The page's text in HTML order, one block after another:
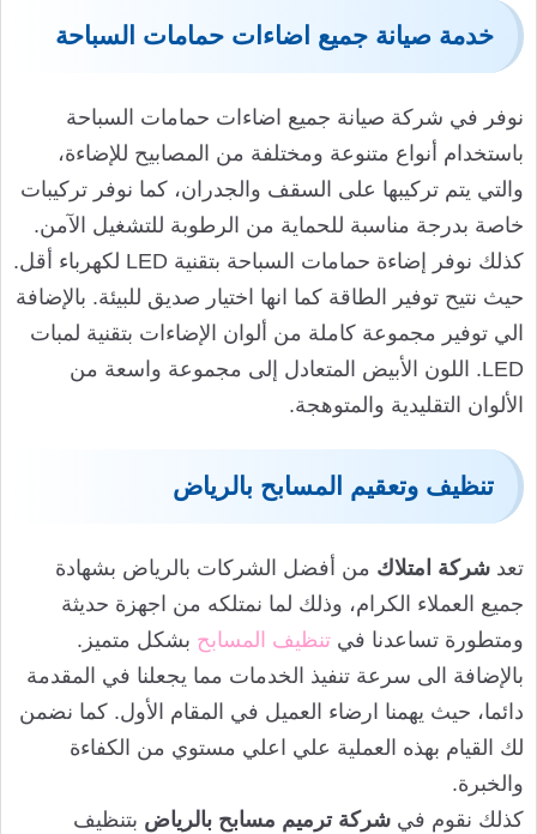
خدمة صيانة جميع اضاءات حمامات السباحة
نوفر في شركة صيانة جميع اضاءات حمامات السباحة
باستخدام أنواع متنوعة ومختلفة من المصابيح للإضاءة،
والتي يتم تركيبها على السقف والجدران، كما نوفر تركيبات
خاصة بدرجة مناسبة للحماية من الرطوبة للتشغيل الآمن.
كذلك نوفر إضاءة حمامات السباحة بتقنية LED لكهرباء أقل.
حيث نتيح توفير الطاقة كما انها اختيار صديق للبيئة. بالإضافة
الي توفير مجموعة كاملة من ألوان الإضاءات بتقنية لمبات
LED. اللون الأبيض المتعادل إلى مجموعة واسعة من
الألوان التقليدية والمتوهجة.
تنظيف وتعقيم المسابح بالرياض
تعد شركة امتلاك من أفضل الشركات بالرياض بشهادة
جميع العملاء الكرام، وذلك لما نمتلكه من اجهزة حديثة
ومتطورة تساعدنا في تنظيف المسابح بشكل متميز.
بالإضافة الى سرعة تنفيذ الخدمات مما يجعلنا في المقدمة
دائما، حيث يهمنا ارضاء العميل في المقام الأول. كما نضمن
لك القيام بهذه العملية علي اعلي مستوي من الكفاءة
والخبرة.
كذلك نقوم في شركة ترميم مسابح بالرياض بتنظيف